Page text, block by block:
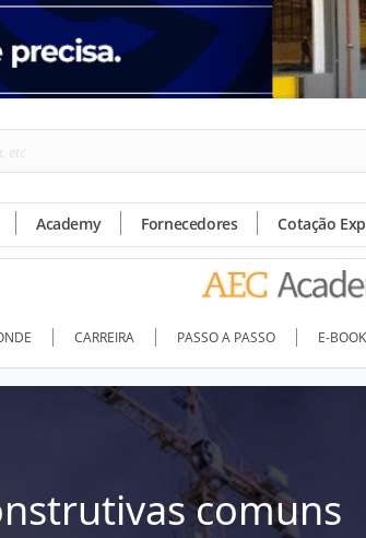
Academy Fornecedores Cotação
CARREIRA PASSO A PASSO E-
comuns